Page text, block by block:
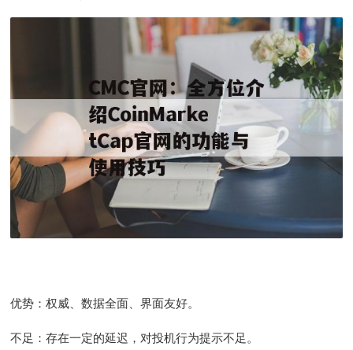
优势：权威、数据全面、界面友好。
不足：存在一定的延迟，对投机行为提示不足。